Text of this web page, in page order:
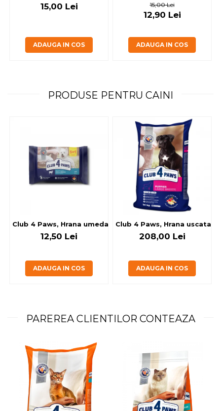
15,00 Lei
ADAUGA IN COS
15,00 Lei
12,90 Lei
ADAUGA IN COS
PRODUSE PENTRU CAINI
Club 4 Paws, Hrana umeda caini - cu miel, set 5+1, 6x80 g
12,50 Lei
ADAUGA IN COS
Club 4 Paws, Hrana uscata
208,00 Lei
ADAUGA IN COS
PAREREA CLIENTILOR CONTEAZA